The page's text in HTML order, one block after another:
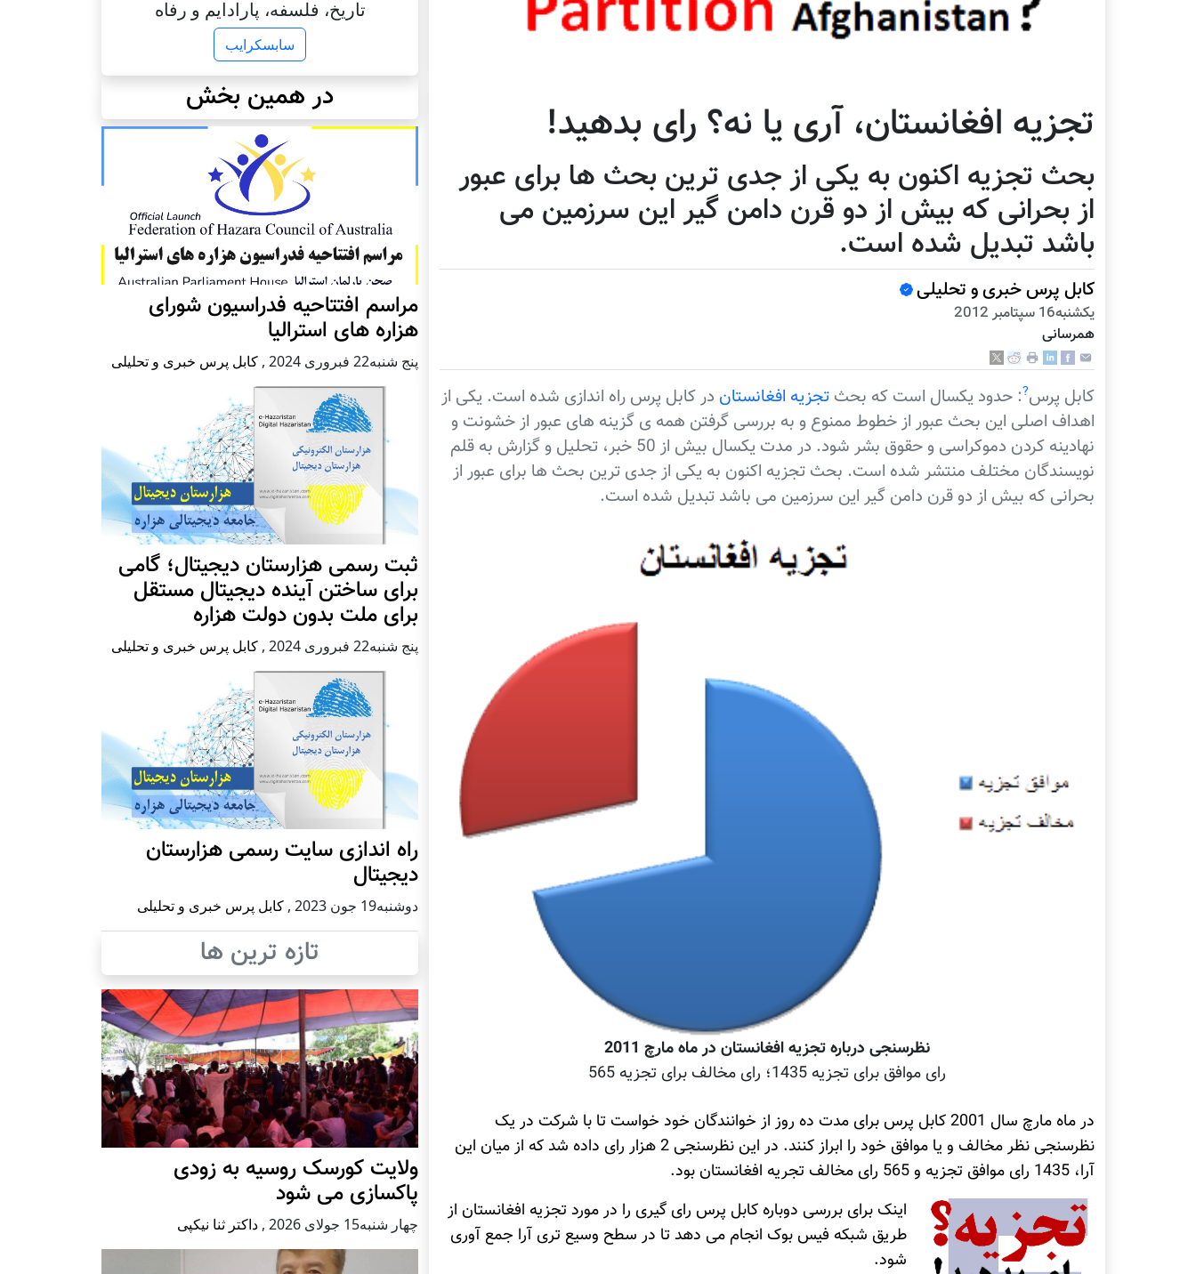
تجزیه افغانستان، آری یا نه؟ رای بدهید!
بحث تجزیه اکنون به یکی از جدی ترین بحث ها برای عبور
از بحرانی که بیش از دو قرن دامن گیر این سرزمین می
باشد تبدیل شده است.
کابل پرس خبری و تحلیلی
يكشنبه16 سپتامبر 2012
همرسانی
کابل پرس?: حدود یکسال است که بحث تجزیه افغانستان در کابل پرس راه اندازی شده است. یکی از
اهداف اصلی این بحث عبور از خطوط ممنوع و به بررسی گرفتن همه ی گزینه های عبور از خشونت و
نهادینه کردن دموکراسی و حقوق بشر شود. در مدت یکسال بیش از 50 خبر، تحلیل و گزارش به قلم
نویسندگان مختلف منتشر شده است. بحث تجزیه اکنون به یکی از جدی ترین بحث ها برای عبور از
بحرانی که بیش از دو قرن دامن گیر این سرزمین می باشد تبدیل شده است.
نظرسنجی درباره تجزیه افغانستان در ماه مارچ 2011
رای موافق برای تجزیه 1435؛ رای مخالف برای تجزیه 565
در ماه مارچ سال 2001 کابل پرس برای مدت ده روز از خوانندگان خود خواست تا با شرکت در یک
نظرسنجی نظر مخالف و یا موافق خود را ابراز کنند. در این نظرسنجی 2 هزار رای داده شد که از میان این
آرا، 1435 رای موافق تجزیه و 565 رای مخالف تجریه افغانستان بود.
اینک برای بررسی دوباره کابل پرس رای گیری را در مورد تجزیه افغانستان از
طریق شبکه فیس بوک انجام می دهد تا در سطح وسیع تری آرا جمع آوری
شود.
تاریخ، فلسفه، پارادایم و رفاه
سابسکرایب
در همین بخش
مراسم افتتاحیه فدراسیون شورای
هزاره های استرالیا
پنج شنبه22 فبروری 2024 , کابل پرس خبری و تحلیلی
ثبت رسمی هزارستان دیجیتال؛ گامی
برای ساختن آینده دیجیتال مستقل
برای ملت بدون دولت هزاره
پنج شنبه22 فبروری 2024 , کابل پرس خبری و تحلیلی
راه اندازی سایت رسمی هزارستان
دیجیتال
دوشنبه19 جون 2023 , کابل پرس خبری و تحلیلی
تازه ترین ها
ولایت کورسک روسیه به زودی
پاکسازی می شود
چهار شنبه15 جولای 2026 , داکتر ثنا نیکپی